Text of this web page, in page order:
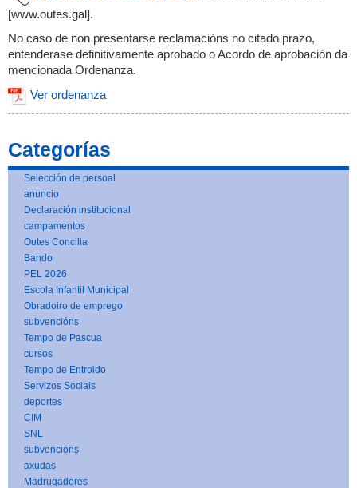
[www.outes.gal].
No caso de non presentarse reclamacións no citado prazo,
entenderase definitivamente aprobado o Acordo de aprobación da
mencionada Ordenanza.
Ver ordenanza
Categorías
Selección de persoal
anuncio
Declaración institucional
campamentos
Outes Concilia
Bando
PEL 2026
Escola Infantil Municipal
Obradoiro de emprego
subvencións
Tempo de Pascua
cursos
Tempo de Entroido
Servizos Sociais
deportes
CIM
SNL
subvencions
axudas
Madrugadores